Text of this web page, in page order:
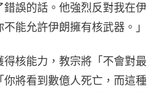
誤的話。他強烈反對我在伊
能允許伊朗擁有核武器。」
核能力，教宗將「不會對最
將看到數億人死亡，而這種